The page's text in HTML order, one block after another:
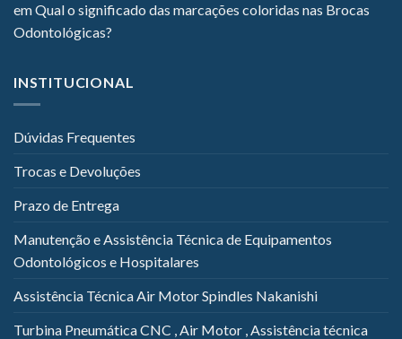
emQual o significado das marcações coloridas nas Brocas
Odontológicas?
INSTITUCIONAL
Dúvidas Frequentes
Trocas e Devoluções
Prazo de Entrega
Manutenção e Assistência Técnica de Equipamentos
Odontológicos e Hospitalares
Assistência Técnica Air Motor Spindles Nakanishi
Turbina Pneumática CNC , Air Motor , Assistência técnica